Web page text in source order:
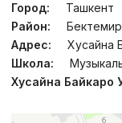
Город:
Ташкент
Район:
Адрес:
Хусайна
Школа:
Хусайна Байкаро